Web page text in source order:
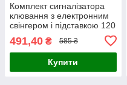
Комплект сигналізатора
клювання з електронним
свінгером і підставкою 120
риболовлі
491,40 ₴ 585 ₴
Купити